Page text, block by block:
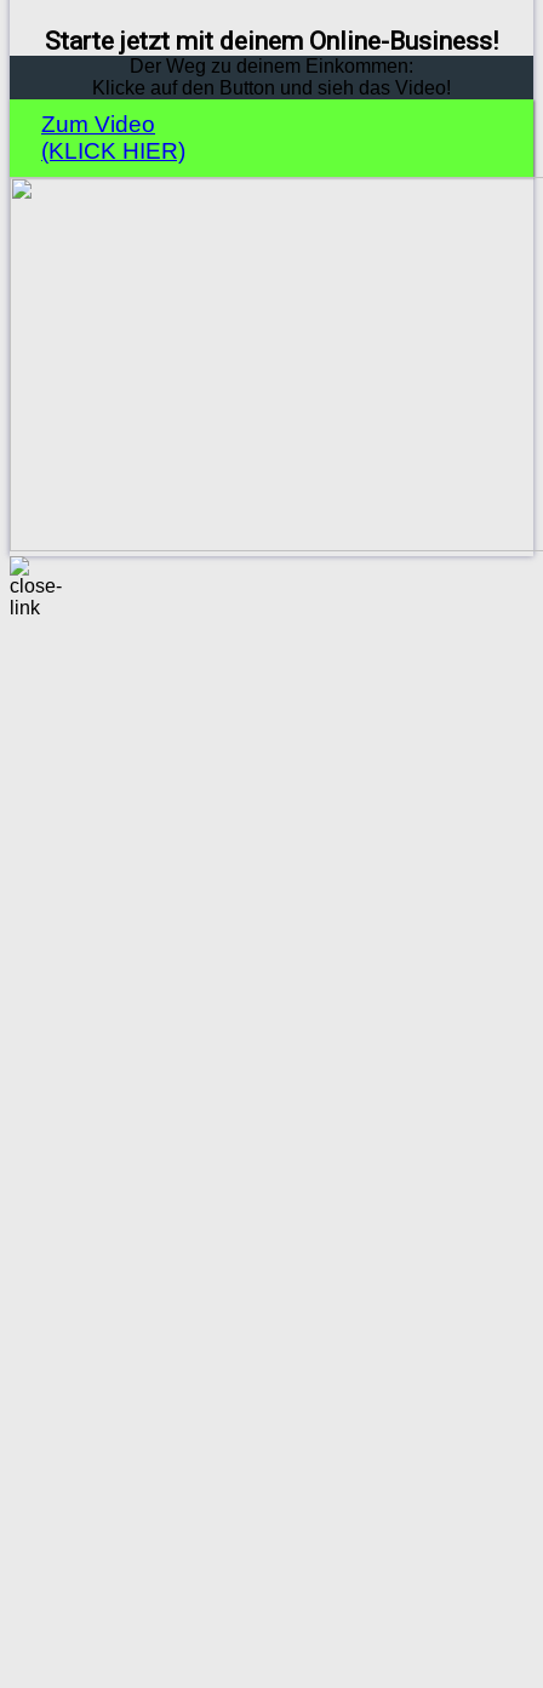
Starte jetzt mit deinem Online-Business!
Der Weg zu deinem Einkommen:
Klicke auf den Button und sieh das Video!
Zum Video
(KLICK HIER)